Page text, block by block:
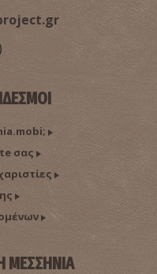
σας
ΜΕΣΣΗΝΙΑ